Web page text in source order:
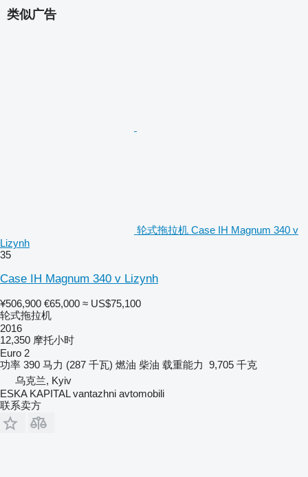
类似广告
轮式拖拉机 Case IH Magnum 340 v
Lizynh
35
Case IH Magnum 340 v Lizynh
¥506,900 €65,000 ≈ US$75,100
轮式拖拉机
2016
12,350 摩托小时
Euro 2
功率 390 马力 (287 千瓦) 燃油 柴油 载重能力 9,705 千克
乌克兰, Kyiv
ESKA KAPITAL vantazhni avtomobili
联系卖方